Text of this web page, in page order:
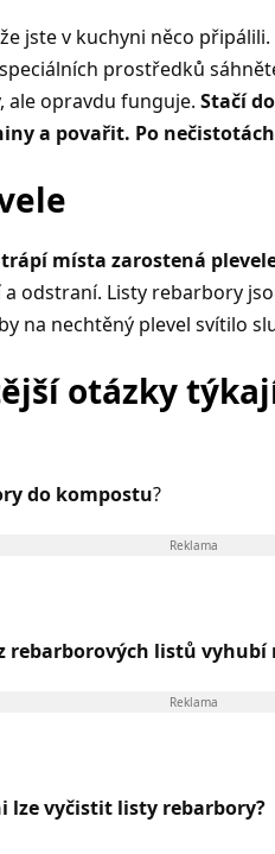
jste v kuchyni něco
prostředků
ale opravdu funguje. Stačí
a povařit. Po
místa zarostená
a odstraní. Listy rebarbory
na nechtěný plevel svítilo
otázky
do kompostu?
Reklama
rebarborových listů vyhubí
Reklama
lze vyčistit listy rebarbory?